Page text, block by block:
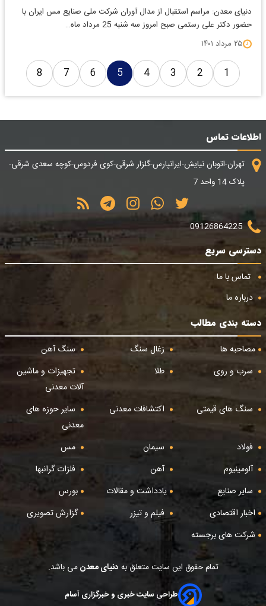
دنیای معدن: مراسم استقبال از مدال آوران شرکت ملی صنایع مس ایران با
حضور دکتر علی رستمی صبح امروز سه شنبه 25 مرداد ماه…
۲۵ مرداد ۱۴۰۱
1
2
3
4
5
6
7
8
اطلاعات تماس
تهران-اتوبان نیایش-ایرانپارس-گلزار شرقی-کوی فردوس-کوچه سعدی شرقی-
پلاک 14 واحد 7
09126864225
دسترسی سریع
تماس با ما
درباره ما
دسته بندی مطالب
مصاحبه ها
زغال سنگ
سنگ آهن
سرب و روی
طلا
تجهیزات و ماشین
آلات معدنی
سنگ های قیمتی
اکتشافات معدنی
سایر حوزه های
معدنی
فولاد
سیمان
مس
آلومینیوم
آهن
فلزات گرانبها
سایر صنایع
یادداشت و مقالات
بورس
اخبار اقتصادی
فیلم و تیزر
گزارش تصویری
شرکت های برجسته
تمام حقوق این سایت متعلق به دنیای معدنمی باشد.
طراحی سایت خبری و خبرگزاری آسام